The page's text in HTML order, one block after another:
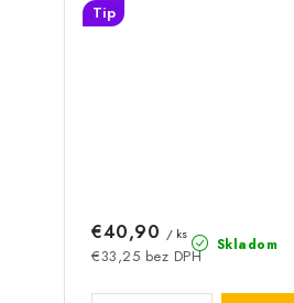
Tip
Skladom
€33,25 bez DPH
€40,90 / ks